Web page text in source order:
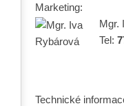
Marketing:
Mgr.
Tel:
Technické